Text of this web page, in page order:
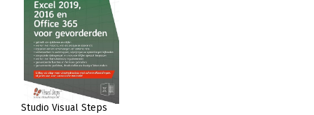
Studio Visual Steps